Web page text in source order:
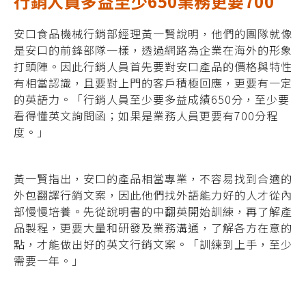
安口食品機械行銷部經理黃一賢說明，他們的團隊就像
是安口的前鋒部隊一樣，透過網路為企業在海外的形象
打頭陣。因此行銷人員首先要對安口產品的價格與特性
有相當認識，且要對上門的客戶積極回應，更要有一定
的英語力。「行銷人員至少要多益成績650分，至少要
看得懂英文詢問函；如果是業務人員更要有700分程
度。」
黃一賢指出，安口的產品相當專業，不容易找到合適的
外包翻譯行銷文案，因此他們找外語能力好的人才從內
部慢慢培養。先從說明書的中翻英開始訓練，再了解產
品製程，更要大量和研發及業務溝通，了解各方在意的
點，才能做出好的英文行銷文案。「訓練到上手，至少
需要一年。」